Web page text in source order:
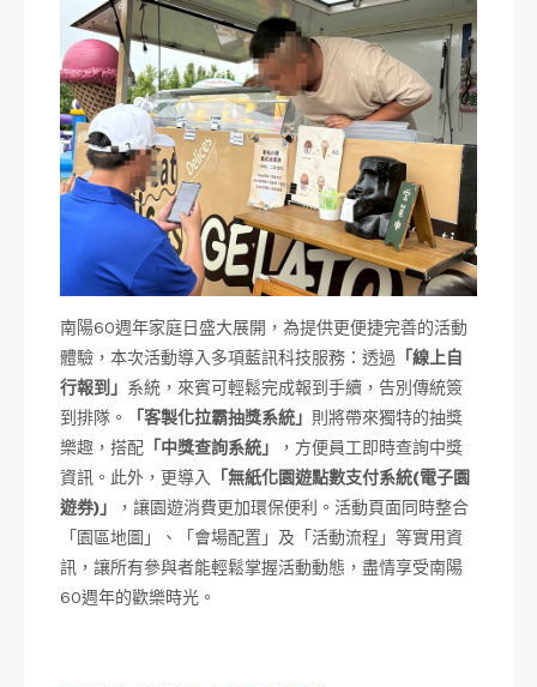
南陽60週年家庭日盛大展開，為提供更便捷完善的活動
體驗，本次活動導入多項藍訊科技服務：透過 「線上自
行報到」 系統，來賓可輕鬆完成報到手續，告別傳統簽
到排隊。
「客製化拉霸抽獎系統」 則將帶來獨特的抽獎
樂趣，搭配 「中獎查詢系統」
，方便員工即時查詢中獎
資訊。此外，更導入
「無紙化園遊點數支付系統(電子園
遊券)」
，讓園遊消費更加環保便利。活動頁面同時整合
「園區地圖」、「會場配置」及「活動流程」等實用資
訊，讓所有參與者能輕鬆掌握活動動態，盡情享受南陽
60週年的歡樂時光。